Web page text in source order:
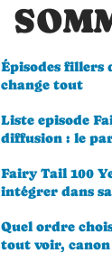
Épisodes fillers
change tout
Liste episode
diffusion : le
Fairy Tail 100
intégrer dans
Quel ordre
tout voir,